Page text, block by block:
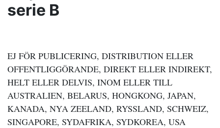
serie B
EJ FÖR PUBLICERING, DISTRIBUTION ELLER
OFFENTLIGGÖRANDE, DIREKT ELLER INDIREKT,
HELT ELLER DELVIS, INOM ELLER TILL
AUSTRALIEN, BELARUS, HONGKONG, JAPAN,
KANADA, NYA ZEELAND, RYSSLAND, SCHWEIZ,
SINGAPORE, SYDAFRIKA, SYDKOREA, USA